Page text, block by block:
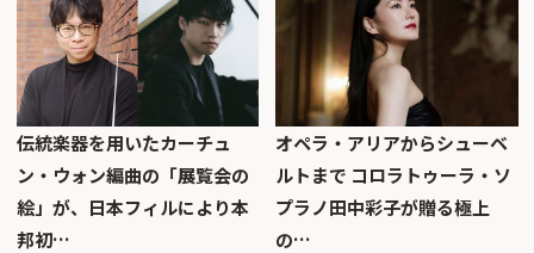
伝統楽器を用いたカーチュ
ン・ウォン編曲の「展覧会の
絵」が、日本フィルにより本
邦初…
オペラ・アリアからシューベ
ルトまで コロラトゥーラ・ソ
プラノ田中彩子が贈る極上
の…